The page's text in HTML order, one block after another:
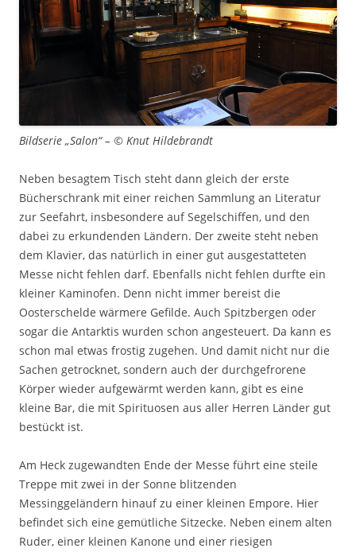
Bildserie „Salon“ – © Knut Hildebrandt
Neben besagtem Tisch steht dann gleich der erste
Bücherschrank mit einer reichen Sammlung an Literatur
zur Seefahrt, insbesondere auf Segelschiffen, und den
dabei zu erkundenden Ländern. Der zweite steht neben
dem Klavier, das natürlich in einer gut ausgestatteten
Messe nicht fehlen darf. Ebenfalls nicht fehlen durfte ein
kleiner Kaminofen. Denn nicht immer bereist die
Oosterschelde wärmere Gefilde. Auch Spitzbergen oder
sogar die Antarktis wurden schon angesteuert. Da kann es
schon mal etwas frostig zugehen. Und damit nicht nur die
Sachen getrocknet, sondern auch der durchgefrorene
Körper wieder aufgewärmt werden kann, gibt es eine
kleine Bar, die mit Spirituosen aus aller Herren Länder gut
bestückt ist.
Am Heck zugewandten Ende der Messe führt eine steile
Treppe mit zwei in der Sonne blitzenden
Messinggeländern hinauf zu einer kleinen Empore. Hier
befindet sich eine gemütliche Sitzecke. Neben einem alten
Ruder, einer kleinen Kanone und einer riesigen